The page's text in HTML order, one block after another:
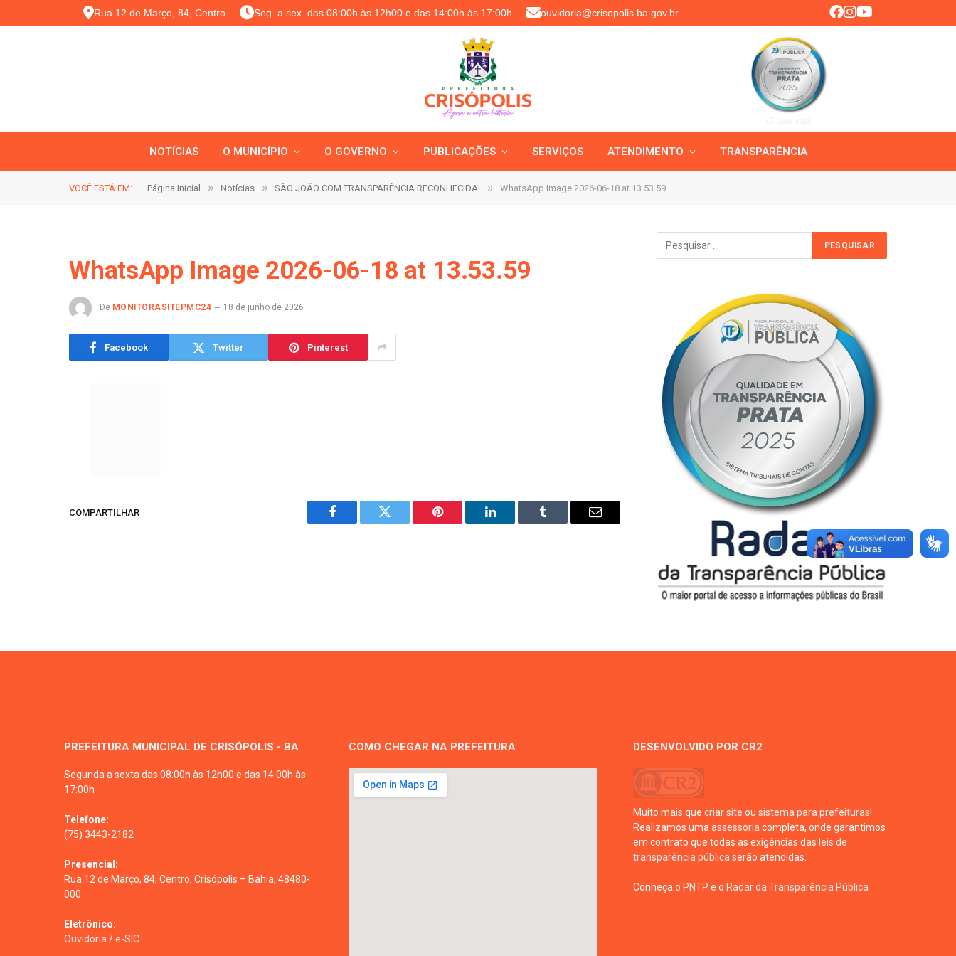
Rua 12 de Março, 84, Centro Seg. a sex. das 08:00h às 12h00 e das 14:00h às 17:00h ouvidoria@crisopolis.ba.gov.br
NOTÍCIAS O MUNICÍPIO O GOVERNO PUBLICAÇÕES SERVIÇOS ATENDIMENTO TRANSPARÊNCIA
VOCÊ ESTÁ EM: Página Inicial » Notícias » SÃO JOÃO COM TRANSPARÊNCIA RECONHECIDA! » WhatsApp Image 2026-06-18 at 13.53.59
WhatsApp Image 2026-06-18 at 13.53.59
De MONITORASITEPMC24 18 de junho de 2026
Facebook Twitter Pinterest
COMPARTILHAR
Facebook Twitter Pinterest LinkedIn Tumblr Email
PREFEITURA MUNICIPAL DE CRISÓPOLIS - BA
Segunda a sexta das 08:00h às 12h00 e das 14:00h às
17:00h
Telefone:
(75) 3443-2182
Presencial:
Rua 12 de Março, 84, Centro, Crisópolis – Bahia, 48480-
000
Eletrônico:
Ouvidoria /e-SIC
COMO CHEGAR NA PREFEITURA DESENVOLVIDO POR CR2
Muito mais que criar site ou sistema para prefeituras!
Realizamos uma assessoria completa, onde garantimos
em contrato que todas as exigências das leis de
transparência pública serão atendidas.
Conheça o PNTP e o Radar da Transparência Pública